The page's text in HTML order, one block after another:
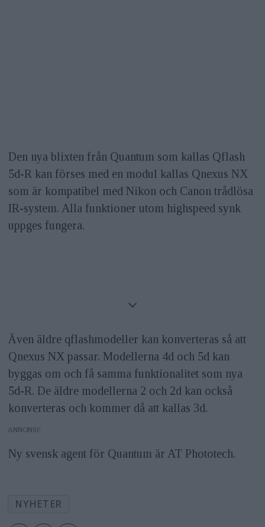
Den nya blixten från Quantum som kallas Qflash
5d-R kan förses med en modul kallas Qnexus NX
som är kompatibel med Nikon och Canon trådlösa
IR-system. Alla funktioner utom highspeed synk
uppges fungera.
Även äldre qflashmodeller kan konverteras så att
Qnexus NX passar. Modellerna 4d och 5d kan
byggas om och få samma funktionalitet som nya
5d-R. De äldre modellerna 2 och 2d kan också
konverteras och kommer då att kallas 3d.
ANNONS
Ny svensk agent för Quantum är AT Phototech.
NYHETER